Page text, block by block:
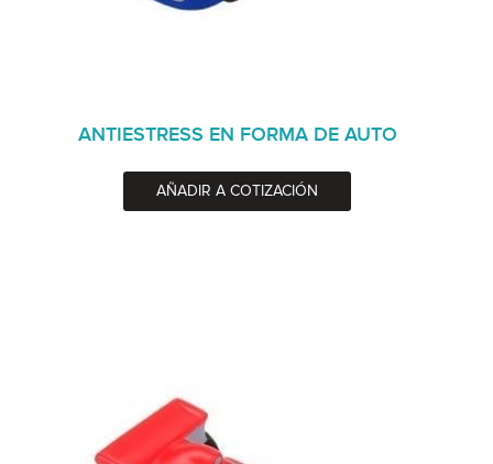
ANTIESTRESS EN FORMA DE AUTO
AÑADIR A COTIZACIÓN